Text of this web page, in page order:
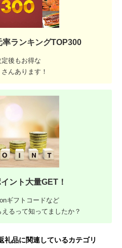
ランキングTOP300
後もお得な
んあります！
ント大量GET！
ギフトコードなど
るって知ってましたか？
礼品に関連しているカテゴリ